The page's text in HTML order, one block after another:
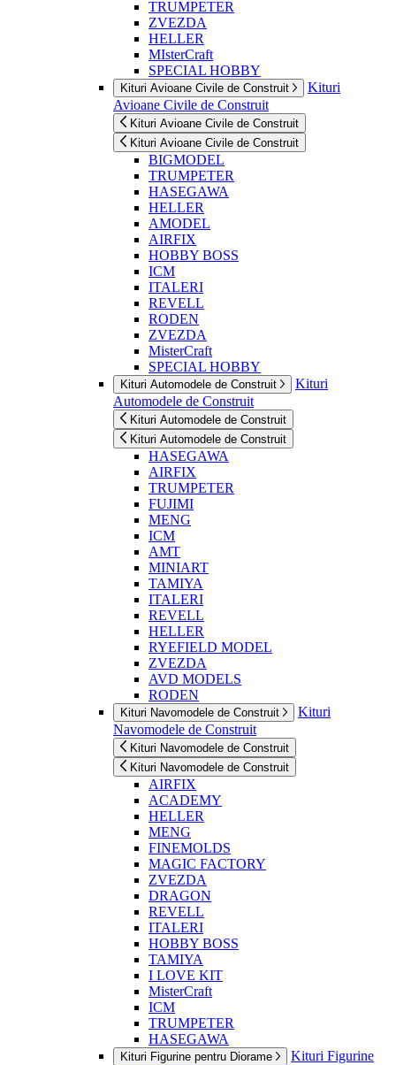
TRUMPETER
ZVEZDA
HELLER
MIsterCraft
SPECIAL HOBBY
Kituri Avioane Civile de Construit
Kituri
Avioane Civile de Construit
Kituri Avioane Civile de Construit
Kituri Avioane Civile de Construit
BIGMODEL
TRUMPETER
HASEGAWA
HELLER
AMODEL
AIRFIX
HOBBY BOSS
ICM
ITALERI
REVELL
RODEN
ZVEZDA
MisterCraft
SPECIAL HOBBY
Kituri Automodele de Construit
Kituri
Automodele de Construit
Kituri Automodele de Construit
Kituri Automodele de Construit
HASEGAWA
AIRFIX
TRUMPETER
FUJIMI
MENG
ICM
AMT
MINIART
TAMIYA
ITALERI
REVELL
HELLER
RYEFIELD MODEL
ZVEZDA
AVD MODELS
RODEN
Kituri Navomodele de Construit
Kituri
Navomodele de Construit
Kituri Navomodele de Construit
Kituri Navomodele de Construit
AIRFIX
ACADEMY
HELLER
MENG
FINEMOLDS
MAGIC FACTORY
ZVEZDA
DRAGON
REVELL
ITALERI
HOBBY BOSS
TAMIYA
I LOVE KIT
MisterCraft
ICM
TRUMPETER
HASEGAWA
Kituri Figurine pentru Diorame
Kituri Figurine